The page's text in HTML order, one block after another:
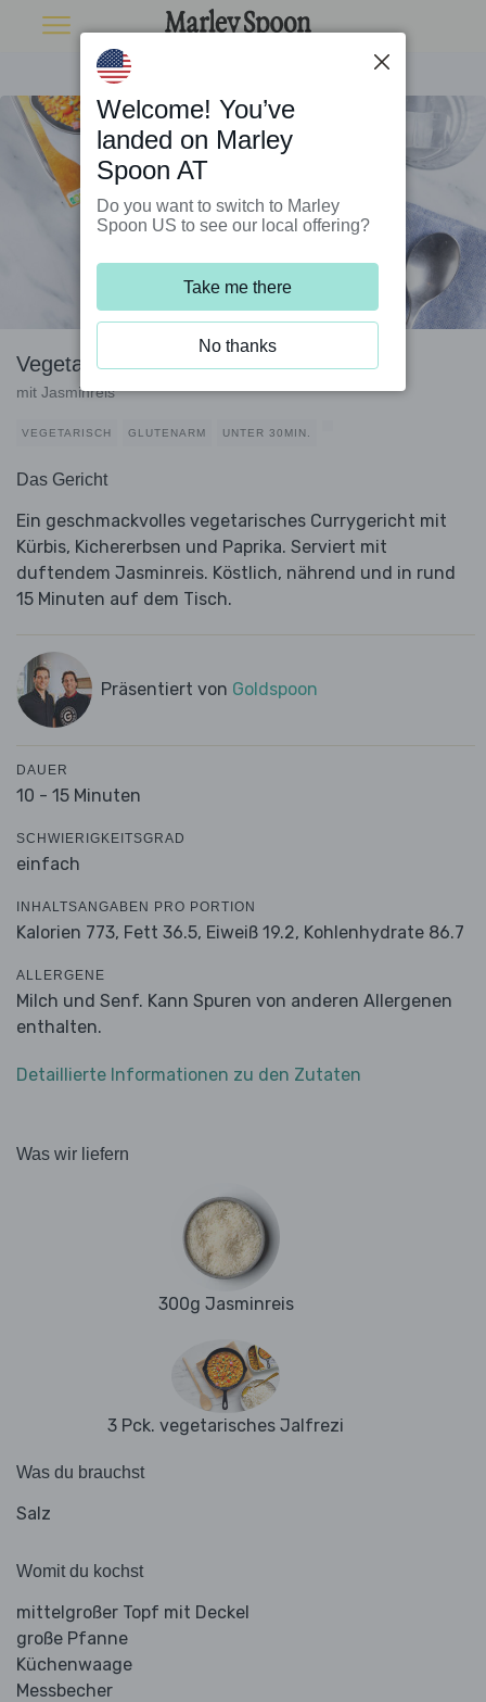
Vegetarisches Jalfrezi
mit Jasminreis
VEGETARISCH GLUTENARM UNTER 30MIN.
Das Gericht
Ein geschmackvolles vegetarisches Currygericht mit
Kürbis, Kichererbsen und Paprika. Serviert mit
duftendem Jasminreis. Köstlich, nährend und in rund
15 Minuten auf dem Tisch.
Präsentiert von Goldspoon
DAUER
10 - 15 Minuten
SCHWIERIGKEITSGRAD
einfach
INHALTSANGABEN PRO PORTION
Kalorien 773, Fett 36.5, Eiweiß 19.2, Kohlenhydrate 86.7
ALLERGENE
Milch und Senf. Kann Spuren von anderen Allergenen
enthalten.
Detaillierte Informationen zu den Zutaten
Was wir liefern
300g Jasminreis
3 Pck. vegetarisches Jalfrezi
Was du brauchst
Salz
Womit du kochst
mittelgroßer Topf mit Deckel
große Pfanne
Küchenwaage
Messbecher
Welcome! You’ve
landed on Marley
Spoon AT
Do you want to switch to Marley
Spoon US to see our local offering?
Take me there
No thanks